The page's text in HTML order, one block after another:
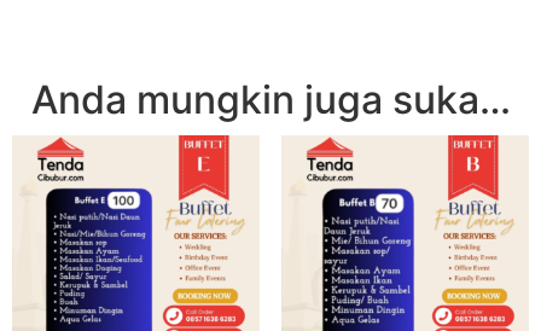
Anda mungkin juga suka…